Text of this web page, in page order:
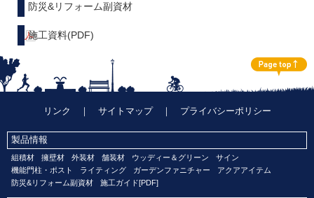
防災&リフォーム副資材
施工資料(PDF)
リンク ｜ サイトマップ｜ プライバシーポリシー
製品情報
組積材 擁壁材 外装材 舗装材 ウッディー＆グリーン
サイン
機能門柱・ポスト
ライティング ガーデンファニチャー
アクアアイテム
防災&リフォーム副資材
施工ガイド[PDF]